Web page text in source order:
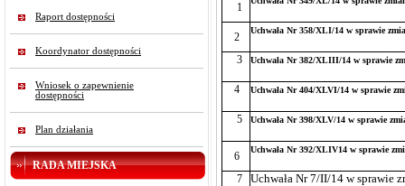
Raport dostępności
Koordynator dostępności
Wniosek o zapewnienie
dostępności
Plan działania
RADA MIEJSKA
1
2
Uchwała Nr 358/XLI/14 w sprawie
3 Uchwała Nr 382/XLIII/14 w sprawie
4 Uchwała Nr 404/XLVI/14 w sprawie
5 Uchwała Nr 398/XLV/14 w sprawie
6
Uchwała Nr 392/XLIV14 w sprawie
7 Uchwała Nr 7/II/14 w sprawie